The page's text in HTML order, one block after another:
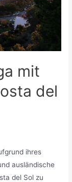
mit
del
ihres
ausländische
del Sol zu